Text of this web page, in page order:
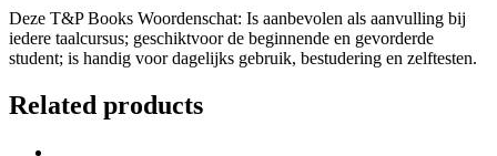
Deze T&P Books Woordenschat: Is aanbevolen als aanvulling bij
iedere taalcursus; geschiktvoor de beginnende en gevorderde
student; is handig voor dagelijks gebruik, bestudering en zelftesten.
Related products